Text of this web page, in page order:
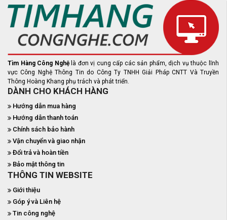
Tìm Hàng Công Nghệ là đơn vị cung cấp các sản phẩm, dịch vụ thuộc lĩnh
vực Công Nghệ Thông Tin do Công Ty TNHH Giải Pháp CNTT Và Truyền
Thông Hoàng Khang phụ trách và phát triển.
DÀNH CHO KHÁCH HÀNG
Hướng dẫn mua hàng
Hướng dẫn thanh toán
Chính sách bảo hành
Vận chuyển và giao nhận
Đổi trả và hoàn tiền
Bảo mật thông tin
THÔNG TIN WEBSITE
Giới thiệu
Góp ý và Liên hệ
Tin công nghệ